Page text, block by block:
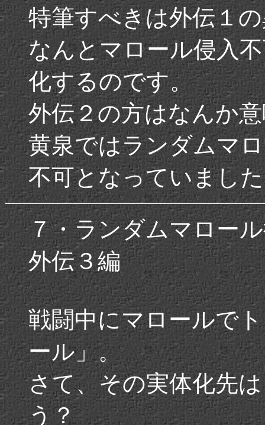
特筆すべきは外伝１
なんとマロール侵入
化するのです。
外伝２の方はなんか
黄泉ではランダムマ
不可となっていまし
７・ランダムマロー
外伝３編
戦闘中にマロールで
ール」。
さて、その実体化先
う？